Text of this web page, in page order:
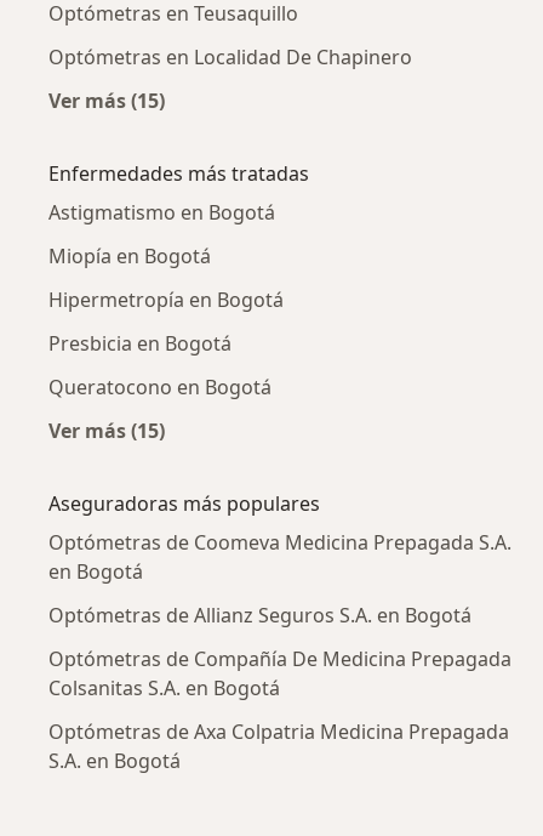
Optómetras en Teusaquillo
Optómetras en Localidad De Chapinero
Ver más (15)
Enfermedades más tratadas
Astigmatismo en Bogotá
Miopía en Bogotá
Hipermetropía en Bogotá
Presbicia en Bogotá
Queratocono en Bogotá
Ver más (15)
Aseguradoras más populares
Optómetras de Coomeva Medicina Prepagada S.A.
en Bogotá
Optómetras de Allianz Seguros S.A. en Bogotá
Optómetras de Compañía De Medicina Prepagada
Colsanitas S.A. en Bogotá
Optómetras de Axa Colpatria Medicina Prepagada
S.A. en Bogotá